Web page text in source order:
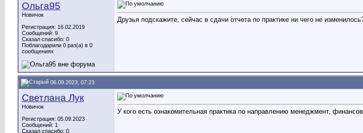
Ольга95
Новичок
Регистрация: 16.02.2019
Сообщений: 9
Сказал спасибо: 0
Поблагодарили 0 раз(а) в 0
сообщениях
Друзья подскажите, сейчас в сдачи отчета по практике ни чего не
06.09.2023, 07:23
Светлана Лук
Новичок
Регистрация: 05.09.2023
Сообщений: 1
Сказал спасибо: 0
У кого есть ознакомительная практика по направлению менеджмент,